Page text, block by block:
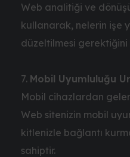
Web analitiği ve
kullanarak, nelerin işe
düzeltilmesi gerektiğini
Mobil Uyumluluğu
Mobil cihazlardan
Web sitenizin mobil
kitlenizle bağlantı
sahiptir.